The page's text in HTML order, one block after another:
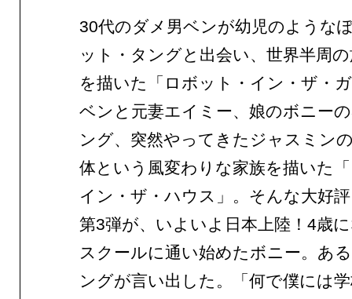
30代のダメ男ベンが幼児のような
ット・タングと出会い、世界半周
を描いた「ロボット・イン・ザ・
ベンと元妻エイミー、娘のボニー
ング、突然やってきたジャスミン
体という風変わりな家族を描いた
イン・ザ・ハウス」。そんな大好
第3弾が、いよいよ日本上陸！4歳
スクールに通い始めたボニー。あ
ングが言い出した。「何で僕には